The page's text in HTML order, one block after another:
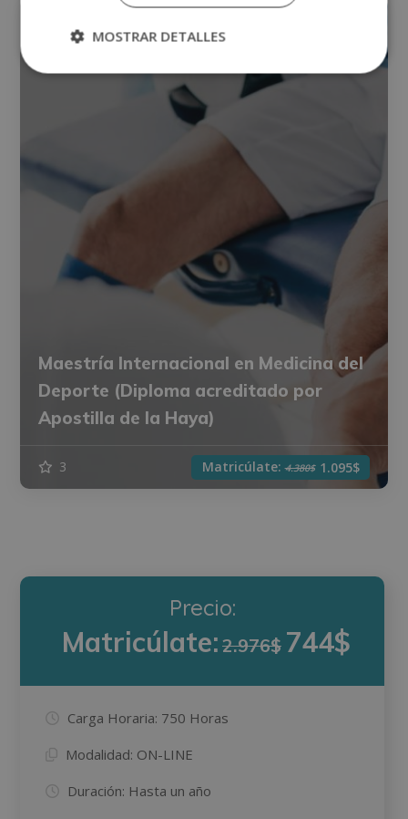
Maestría Internacional en Medicina del
Deporte (Diploma acreditado por
Apostilla de la Haya)
3 Matricúlate:4.380$ 1.095$
Precio:
Matricúlate:2.976$ 744$
Carga Horaria: 750 Horas
Modalidad: ON-LINE
Duración: Hasta un año
MOSTRAR DETALLES